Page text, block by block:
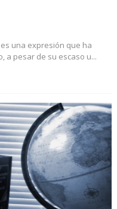
una expresión que ha
a pesar de su escaso u...